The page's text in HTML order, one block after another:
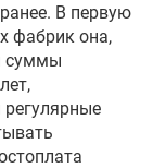
В первую
фабрик она,
суммы